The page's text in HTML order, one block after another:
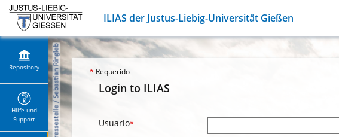
ILIAS der Justus-Liebig-Universität Gießen
Repository
Hilfe und
Support
* Requerido
Login to ILIAS
Usuario*